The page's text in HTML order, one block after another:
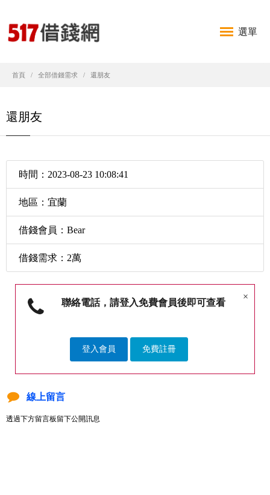
選單
首頁 全部借錢需求 還朋友
還朋友
時間：2023-08-23 10:08:41
地區：宜蘭
借錢會員：Bear
借錢需求：2萬
×
聯絡電話，請登入免費會員後即可查看
登入會員 免費註冊
線上留言
透過下方留言板留下公開訊息